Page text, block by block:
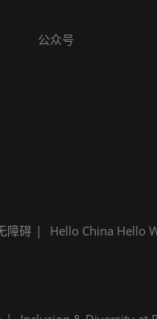
公众号
障碍 Hello China Hello